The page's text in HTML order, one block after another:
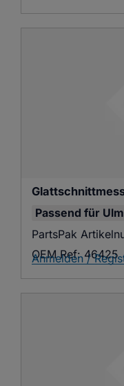
Passend für
PartsPak
OEM Ref: 46425
Anmelden /